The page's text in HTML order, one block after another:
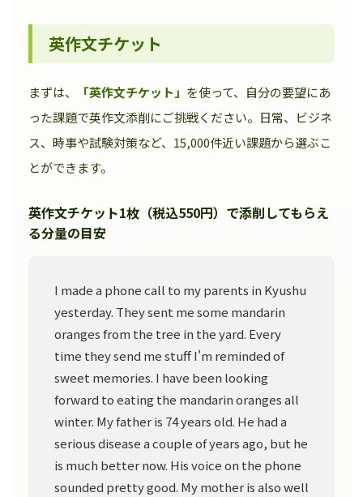
英作文チケット
まずは、 「英作文チケット」 を使って、自分の要望にあ
った課題で英作文添削にご挑戦ください。日常、ビジネ
ス、時事や試験対策など、15,000件近い課題から選ぶこ
とができます。
英作文チケット1枚（税込550円）で添削してもらえ
る分量の目安
I made a phone call to my parents in Kyushu
yesterday. They sent me some mandarin
oranges from the tree in the yard. Every
time they send me stuff I'm reminded of
sweet memories. I have been looking
forward to eating the mandarin oranges all
winter. My father is 74 years old. He had a
serious disease a couple of years ago, but he
is much better now. His voice on the phone
sounded pretty good. My mother is also well